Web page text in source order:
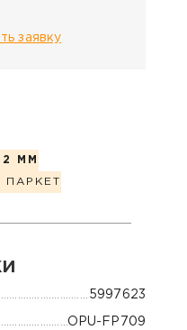
заявку
ММ
товаре
5997623
OPU-FP709